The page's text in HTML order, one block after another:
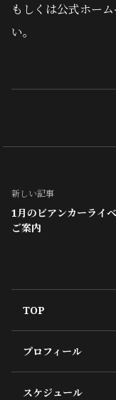
もしくは公式ホー
い。
新しい記事
1月のビアンカーライ
ご案内
TOP
プロフィール
スケジュール